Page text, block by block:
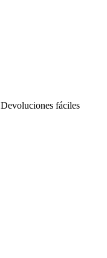
Devoluciones fáciles